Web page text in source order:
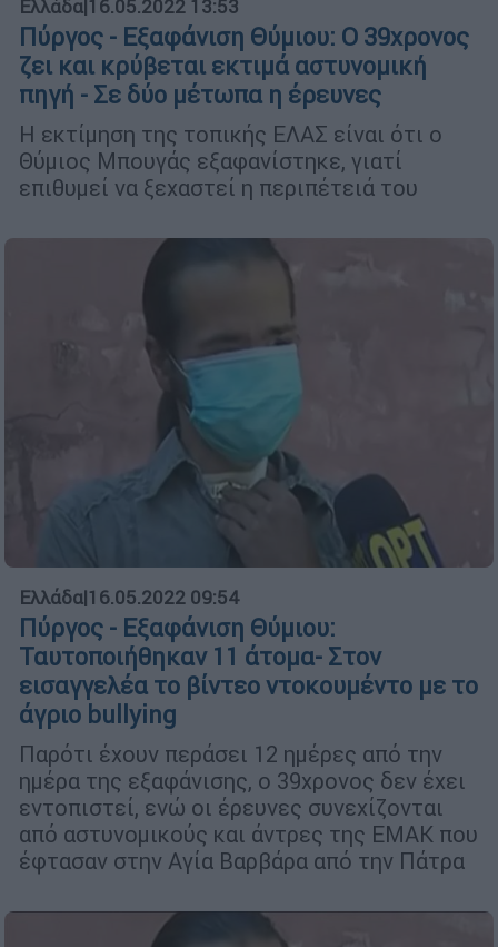
Ελλάδα 16.05.2022 13:53
Πύργος - Εξαφάνιση Θύμιου: O 39χρονος
ζει και κρύβεται εκτιμά αστυνομική
πηγή - Σε δύο μέτωπα η έρευνες
Η εκτίμηση της τοπικής ΕΛΑΣ είναι ότι ο
Θύμιος Μπουγάς εξαφανίστηκε, γιατί
επιθυμεί να ξεχαστεί η περιπέτειά του
Ελλάδα|16.05.2022 09:54
Πύργος - Εξαφάνιση Θύμιου:
Ταυτοποιήθηκαν 11 άτομα- Στον
εισαγγελέα το βίντεο ντοκουμέντο με το
άγριο bullying
Παρότι έχουν περάσει 12 ημέρες από την
ημέρα της εξαφάνισης, ο 39χρονος δεν έχει
εντοπιστεί, ενώ οι έρευνες συνεχίζονται
από αστυνομικούς και άντρες της ΕΜΑΚ που
έφτασαν στην Αγία Βαρβάρα από την Πάτρα